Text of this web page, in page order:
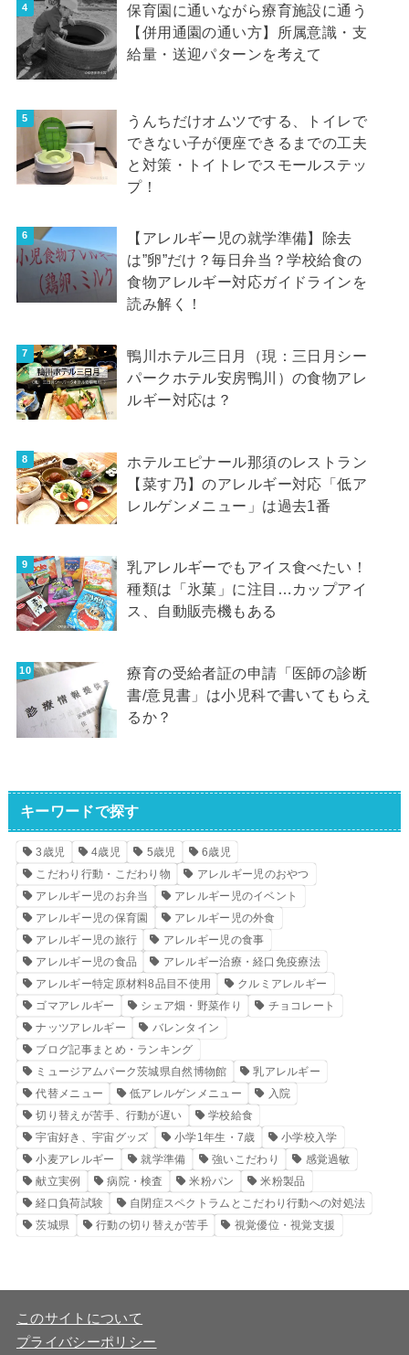
保育園に通いながら療育施設に通う
【併用通園の通い方】所属意識・支
給量・送迎パターンを考えて
うんちだけオムツでする、トイレで
できない子が便座できるまでの工夫
と対策・トイトレでスモールステッ
プ！
【アレルギー児の就学準備】除去
は”卵”だけ？毎日弁当？学校給食の
食物アレルギー対応ガイドラインを
読み解く！
鴨川ホテル三日月（現：三日月シー
パークホテル安房鴨川）の食物アレ
ルギー対応は？
ホテルエピナール那須のレストラン
【菜す乃】のアレルギー対応「低ア
レルゲンメニュー」は過去1番
乳アレルギーでもアイス食べたい！
種類は「氷菓」に注目…カップアイ
ス、自動販売機もある
療育の受給者証の申請「医師の診断
書/意見書」は小児科で書いてもらえ
るか？
キーワードで探す
3歳児 4歳児 5歳児
6歳児
こだわり行動・こだわり物
アレルギー児のおやつ
アレルギー児のお弁当
アレルギー児のイベント
アレルギー児の保育園
アレルギー児の外食
アレルギー児の旅行
アレルギー児の食事
アレルギー児の食品
アレルギー治療・経口免疫療法
アレルギー特定原材料8品目不使用
クルミアレルギー
ゴマアレルギー
シェア畑・野菜作り
チョコレート
ナッツアレルギー
バレンタイン
ブログ記事まとめ・ランキング
ミュージアムパーク茨城県自然博物館
乳アレルギー
代替メニュー
低アレルゲンメニュー
入院
切り替えが苦手、行動が遅い
学校給食
宇宙好き、宇宙グッズ
小学1年生・7歳
小学校入学
小麦アレルギー
就学準備 強いこだわり
感覚過敏
献立実例
病院・検査 米粉パン
米粉製品
経口負荷試験
自閉症スペクトラムとこだわり行動への対処法
茨城県
行動の切り替えが苦手 視覚優位・視覚支援
このサイトについて
プライバシーポリシー